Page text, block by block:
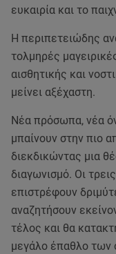
ευκαιρία και το
Η περιπετειώδης
τολμηρές
αισθητικής και
μείνει αξέχαστη.
Νέα πρόσωπα, νέα
μπαίνουν στην πιο
διεκδικώντας μια
διαγωνισμό. Οι
επιστρέφουν
αναζητήσουν
τέλος και θα
μεγάλο έπαθλο των